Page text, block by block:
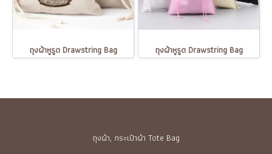
ถุงผ้าหูรูด Drawstring Bag ถุงผ้าหูรูด Drawstring Bag
ถุงผ้า, กระเป๋าผ้า Tote Bag